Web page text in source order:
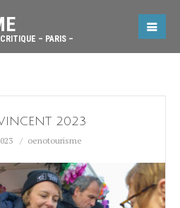
– PARIS –
2023
oenotourisme